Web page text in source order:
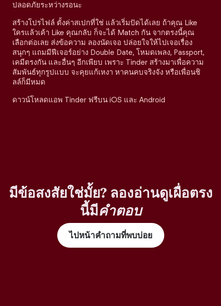
ปลอดภัยระหว่างรอนะ
สร้างโปรไฟล์ ตั้งค่าสเปกที่ใช่ แล้วเริ่มปัดได้เลย ถ้าคุณ Like
ใครแล้วเค้า Like คุณกลับ ก็จะได้ Match กัน จากตรงนี้คุณ
เลือกต่อเลย ส่งข้อความ ลองนัดเจอ ปล่อยใจให้ไปเจอเรื่อง
สนุกๆ แถมมีฟีเจอร์อย่าง Double Date, โหมดเพลง, Passport,
เคมีตรงกัน และอื่นๆ อีกเพียบ เพราะ Tinder สร้างมาเพื่อความ
สัมพันธ์ทุกรูปแบบ จะคุยแก้เหงา หาคนคบจริงจัง หรือเพื่อนชิ
ลล์ก็มีหมด
ดาวน์โหลดแอพ Tinder ฟรีบน iOS และ Android
มีข้อสงสัยใช่มั้ย? ลองอ่านดูเผื่อตรง
นี้มีคำตอบ
ไปหน้าคำถามที่พบบ่อย